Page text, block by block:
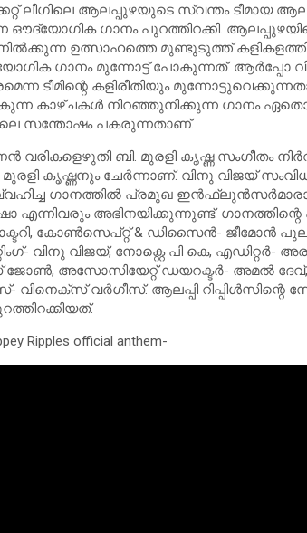
ലീഗിലെ ആലപ്പുഴയുടെ സ്വന്തം ടീമായ
ഗാനം പുറത്തിറക്കി.
ഉത്സാഹത്തെ മുണ്ടുടുത്ത്
ഗാനം മുന്നോട്ട് പോകുന്നത്.
ടീമിന്റെ കളിരീതിയും
കാഴ്‌ചകൾ നിറഞ്ഞുനിക്കുന്ന ഗാനം ഏതൊരു
സന്തോഷം പകരുന്നതാണ്.
വരികളെഴുതി ബി. മുരളി കൃഷ്ണ സംഗീതം
കൃഷ്ണനും ചേർന്നാണ്. വിനു വിജയ്
ഗാനത്തിൽ പ്രമുഖ
എന്നിവരും അഭിനയിക്കുന്നുണ്ട്.
കോൺസെപ്റ്റ് & ഡിസൈൻ- ജീമോൻ
വിനു വിജയ്, നോക്റ്റെ പി കെ,
അസോസിയേറ്റ് ഡയറക്ടർ- അമൽ
വിനെക്സ് വർഗീസ്. ആലപ്പി
Ripples official anthem-